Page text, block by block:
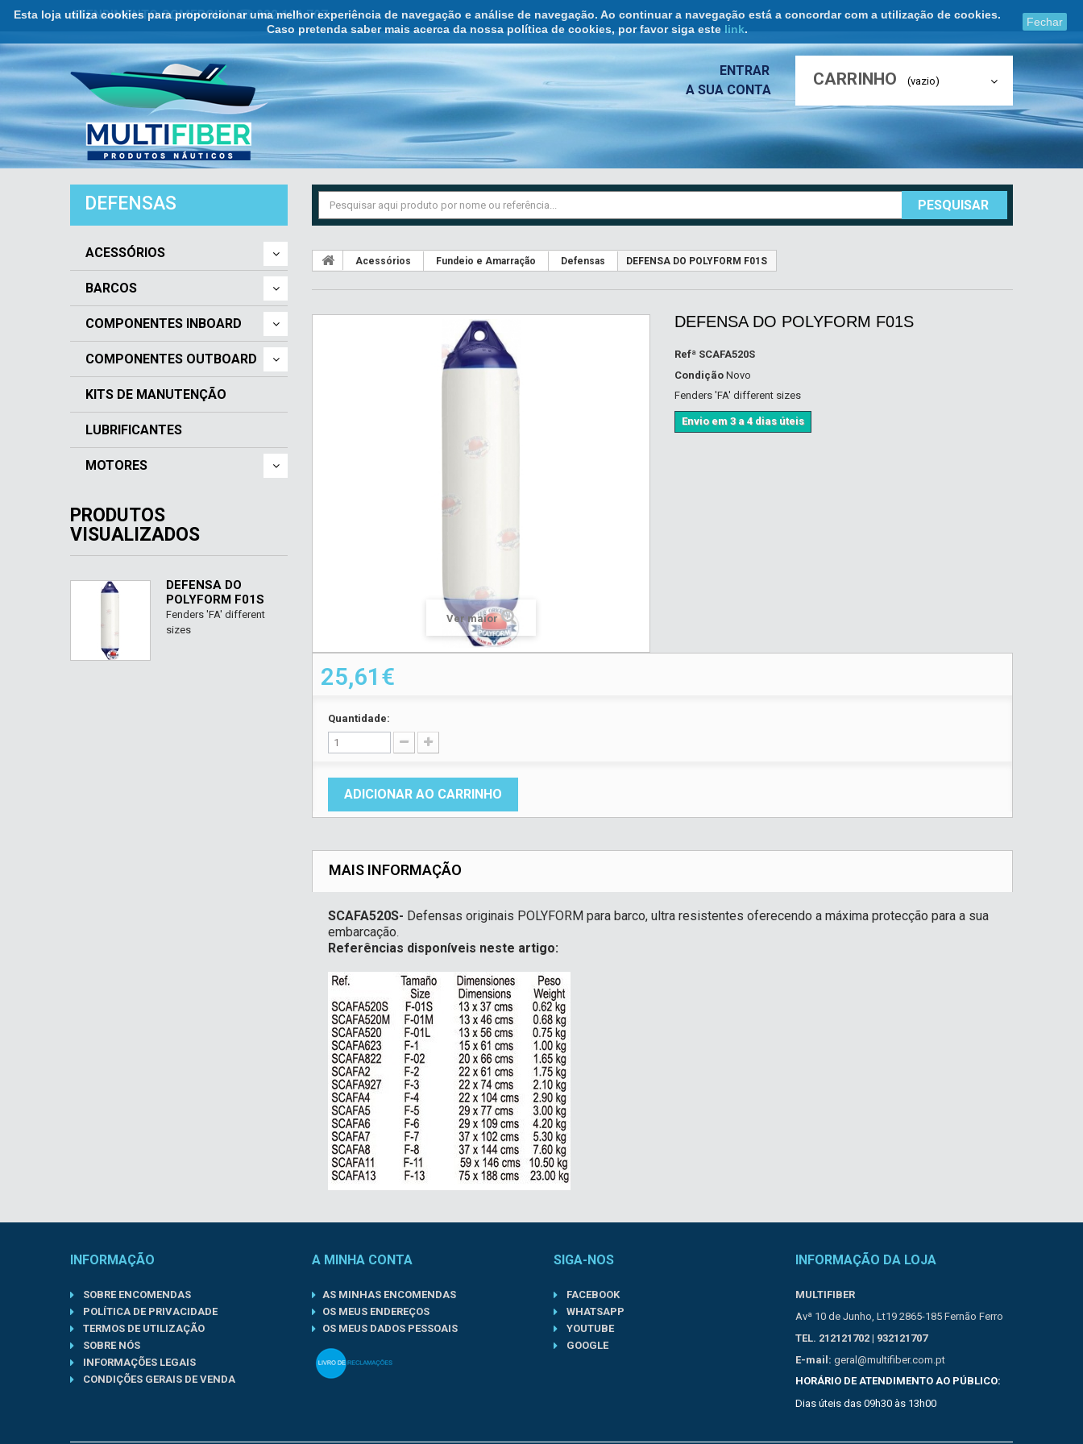
Esta loja utiliza cookies para proporcionar uma melhor experiência de navegação e análise de navegação. Ao continuar a navegação está a concordar com a utilização de cookies.
Caso pretenda saber mais acerca da nossa política de cookies, por favor siga este link.
Fechar
ATENDIMENTO COMERCIAL ☏ 932 121 707
CARRINHO (vazio)
ENTRAR
A SUA CONTA
PESQUISAR
DEFENSAS
ACESSÓRIOS
BARCOS
COMPONENTES INBOARD
COMPONENTES OUTBOARD
KITS DE MANUTENÇÃO
LUBRIFICANTES
MOTORES
PRODUTOS
VISUALIZADOS
DEFENSA DO
POLYFORM F01S
Fenders 'FA' different
sizes
Acessórios Fundeio e Amarração Defensas DEFENSA DO POLYFORM F01S
Ver maior
DEFENSA DO POLYFORM F01S
Refª SCAFA520S
Condição Novo
Fenders 'FA' different sizes
Envio em 3 a 4 dias úteis
25,61€
Quantidade:
ADICIONAR AO CARRINHO
MAIS INFORMAÇÃO
SCAFA520S- Defensas originais POLYFORM para barco, ultra resistentes oferecendo a máxima protecção para a sua
embarcação.
Referências disponíveis neste artigo:
INFORMAÇÃO
SOBRE ENCOMENDAS
POLÍTICA DE PRIVACIDADE
TERMOS DE UTILIZAÇÃO
SOBRE NÓS
INFORMAÇÕES LEGAIS
CONDIÇÕES GERAIS DE VENDA
A MINHA CONTA
AS MINHAS ENCOMENDAS
OS MEUS ENDEREÇOS
OS MEUS DADOS PESSOAIS
SIGA-NOS
FACEBOOK
WHATSAPP
YOUTUBE
GOOGLE
INFORMAÇÃO DA LOJA
MULTIFIBER
Avª 10 de Junho, Lt19 2865-185 Fernão Ferro
TEL. 212121702 | 932121707
E-mail: geral@multifiber.com.pt
HORÁRIO DE ATENDIMENTO AO PÚBLICO:
Dias úteis das 09h30 às 13h00